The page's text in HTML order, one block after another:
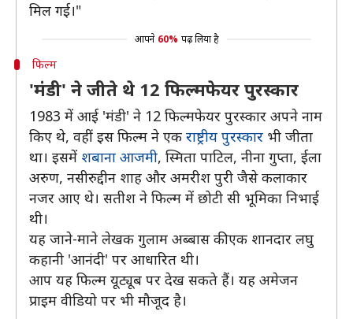
मिल गई।"
आपने 60% पढ़ लिया है
फिल्म
'मंडी' ने जीते थे 12 फिल्मफेयर पुरस्कार
1983 में आई 'मंडी' ने 12 फिल्मफेयर पुरस्कार अपने नाम
किए थे, वहीं इस फिल्म ने एक राष्ट्रीय पुरस्कार भी जीता
था। इसमें शबाना आजमी, स्मिता पाटिल, नीना गुप्ता, ईला
अरुण, नसीरुद्दीन शाह और अमरीश पुरी जैसे कलाकार
नजर आए थे। सतीश ने फिल्म में छोटी सी भूमिका निभाई
थी।
यह जाने-माने लेखक गुलाम अब्बास की एक शानदार लघु
कहानी 'आनंदी' पर आधारित थी।
आप यह फिल्म यूट्यूब पर देख सकते हैं। यह अमेजन
प्राइम वीडियो पर भी मौजूद है।